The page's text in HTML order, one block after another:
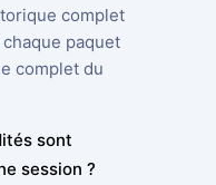
complet
paquet
complet du
sont
session ?